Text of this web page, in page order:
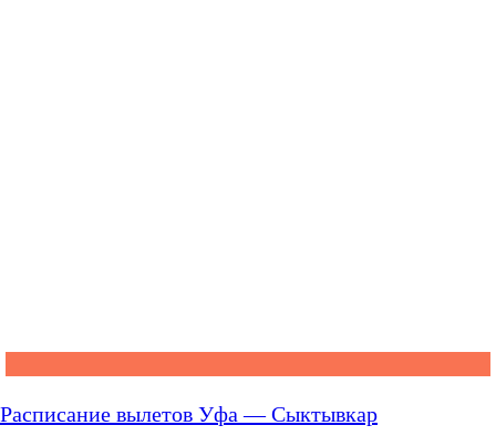
Расписание вылетов Уфа — Сыктывкар